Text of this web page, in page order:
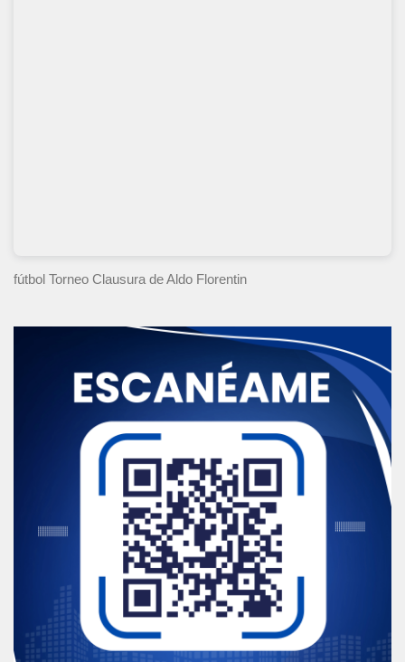
fútbol Torneo Clausura de Aldo Florentin